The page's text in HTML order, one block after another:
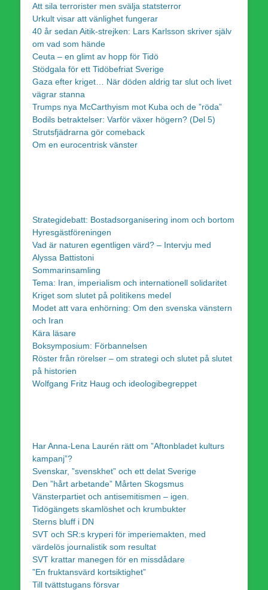
Att sila terrorister men svälja statsterror
Urkult visar att vänlighet fungerar
40 år sedan Aitik-strejken: Lars Karlsson skriver själv
om vad som hände
Ceuta – en glimt av hopp för Tidö
Stödgala för ett Tidöbefriat Sverige
Gaza efter kriget… När döden aldrig tar slut och livet
vägrar stanna
Trumps nya McCarthyism mot Kuba och de ”röda”
Bodils betraktelser: Varför växer högern? (Del 5)
Strutsfjädrarna gör comeback
Om en eurocentrisk vänster
Strategidebatt: Bostadsorganisering inom och bortom
Hyresgästföreningen
Vad är naturen egentligen värd? – Intervju med
Alyssa Battistoni
Sommarinsamling
Tema: Iran, imperialism och internationell solidaritet
Kriget som slutet på politikens medel
Modet att vara enhörning: Om den svenska vänstern
och Iran
Kära läsare
Boksymposium: Förbannelsen
Röster från rörelser – om strategi och slutet på slutet
på historien
Wolfgang Fritz Haug och ideologibegreppet
Har Anna-Lena Laurén rätt om ”Aftonbladet kulturs
kampanj”?
Svenskar, ”svenskhet” och ett delat Sverige
Den ”hårt arbetande” Mårten Skogsmus
Vänsterpartiet och antisemitismen – igen.
Tidögängets skamlöshet och krumbukter
Sterns bluff i DN
SVT och SR:s kryperi för imperiemakten, med
värdelös journalistik som resultat
SVT krattar manegen för en missdådare
”En fruktansvärd kortsiktighet”
Till tvättstugans försvar